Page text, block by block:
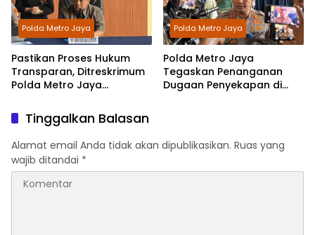
Polda Metro Jaya
Pastikan Proses Hukum
Transparan, Ditreskrimum
Polda Metro Jaya
Tangani Kasus Mau Print
Polda Metro Jaya
Polda Metro Jaya
Tegaskan Penanganan
Dugaan Penyekapan di
Tinggalkan Balasan
Alamat email Anda tidak akan dipublikasikan. Ruas yang
wajib ditandai *